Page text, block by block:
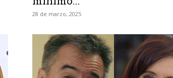
28 de marzo, 2025